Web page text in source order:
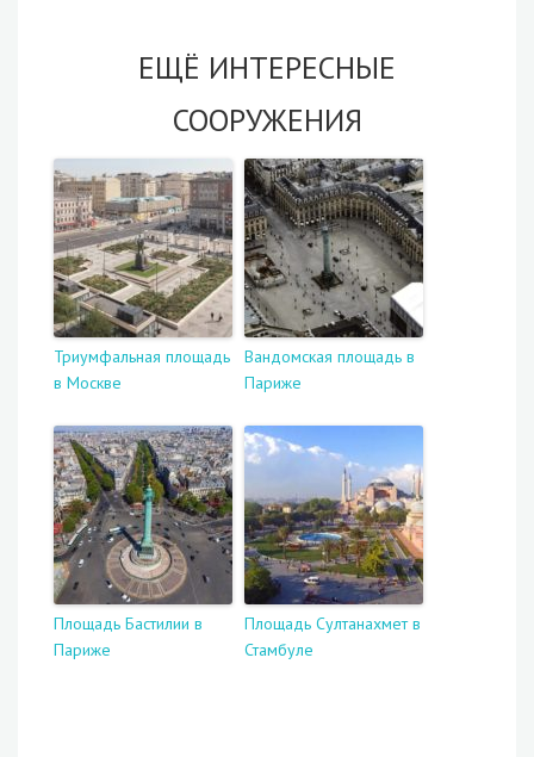
ЕЩЁ ИНТЕРЕСНЫЕ
СООРУЖЕНИЯ
Триумфальная площадь
в Москве
Вандомская площадь в
Париже
Площадь Бастилии в
Париже
Площадь Султанахмет в
Стамбуле